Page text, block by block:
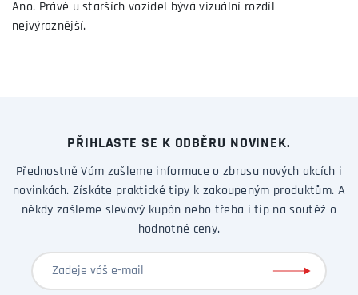
Ano. Právě u starších vozidel bývá vizuální rozdíl
nejvýraznější.
PŘIHLASTE SE K ODBĚRU NOVINEK.
Přednostně Vám zašleme informace o zbrusu nových akcích i
novinkách. Získáte praktické tipy k zakoupeným produktům. A
někdy zašleme slevový kupón nebo třeba i tip na soutěž o
hodnotné ceny.